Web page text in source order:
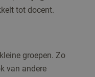
tot docent.
groepen. Zo
van andere